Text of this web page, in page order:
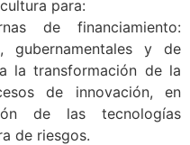
para:
de financiamiento:
gubernamentales y de
la transformación de la
de innovación, en
de las tecnologías
de riesgos.